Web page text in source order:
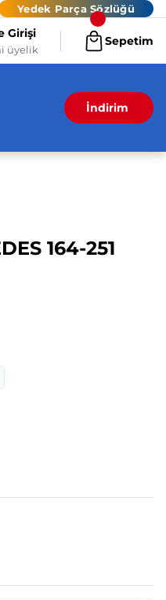
Yedek Parça Sözlüğü
Girişi
üyelik
Sepetim
İndirim
164-251